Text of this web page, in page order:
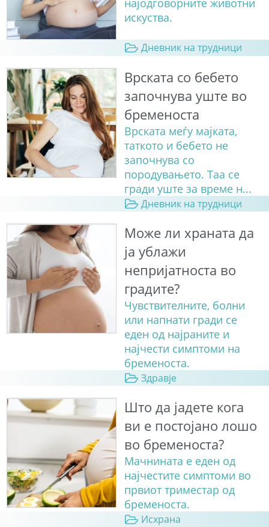
најодговорните животни
искуства.
Дневник на трудници
Врската со бебето
започнува уште во
бременоста
Врската меѓу мајката,
таткото и бебето не
започнува со
породувањето. Таа се
гради уште за време н...
Дневник на трудници
Може ли храната да
ја ублажи
непријатноста во
градите?
Чувствителните, болни
или напнати гради се
еден од најраните и
најчести симптоми на
бременоста.
Здравје
Што да јадете кога
ви е постојано лошо
во бременоста?
Мачнината е еден од
најчестите симптоми во
првиот триместар од
бременоста.
Исхрана